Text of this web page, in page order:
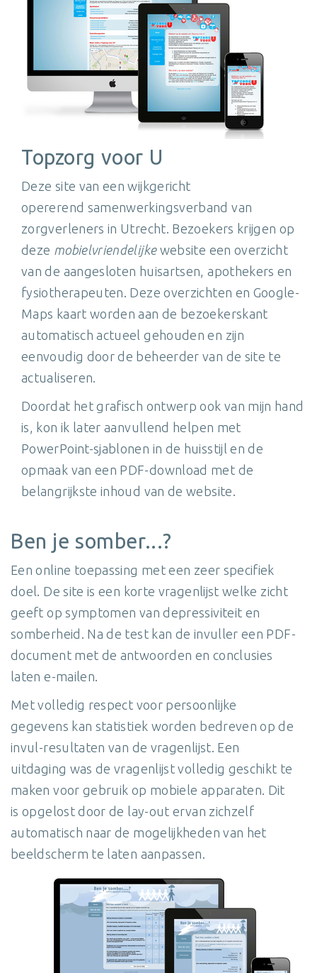
Topzorg voor U
Deze site van een wijkgericht
opererend samenwerkingsverband van
zorgverleners in Utrecht. Bezoekers krijgen op
deze mobielvriendelijkewebsite een overzicht
van de aangesloten huisartsen, apothekers en
fysiotherapeuten. Deze overzichten en Google-
Maps kaart worden aan de bezoekerskant
automatisch actueel gehouden en zijn
eenvoudig door de beheerder van de site te
actualiseren.
Doordat het grafisch ontwerp ook van mijn hand
is, kon ik later aanvullend helpen met
PowerPoint-sjablonen in de huisstijl en de
opmaak van een PDF-download met de
belangrijkste inhoud van de website.
Ben je somber...?
Een online toepassing met een zeer specifiek
doel. De site is een korte vragenlijst welke zicht
geeft op symptomen van depressiviteit en
somberheid. Na de test kan de invuller een PDF-
document met de antwoorden en conclusies
laten e-mailen.
Met volledig respect voor persoonlijke
gegevens kan statistiek worden bedreven op de
invul-resultaten van de vragenlijst. Een
uitdaging was de vragenlijst volledig geschikt te
maken voor gebruik op mobiele apparaten. Dit
is opgelost door de lay-out ervan zichzelf
automatisch naar de mogelijkheden van het
beeldscherm te laten aanpassen.